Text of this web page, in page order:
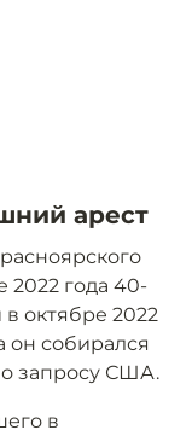
арест
2022 года 40-
октябре 2022
он собирался
запросу США.
в